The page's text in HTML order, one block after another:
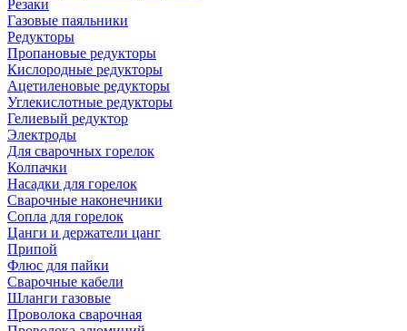
Резаки
Газовые паяльники
Редукторы
Пропановые редукторы
Кислородные редукторы
Ацетиленовые редукторы
Углекислотные редукторы
Гелиевый редуктор
Электроды
Для сварочных горелок
Колпачки
Насадки для горелок
Сварочные наконечники
Сопла для горелок
Цанги и держатели цанг
Припой
Флюс для пайки
Сварочные кабели
Шланги газовые
Проволока сварочная